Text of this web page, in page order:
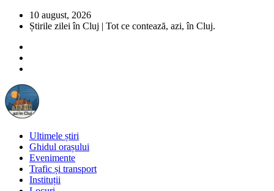
10 august, 2026
Știrile zilei în Cluj | Tot ce contează, azi, în Cluj.
Ultimele știri
Ghidul orașului
Evenimente
Trafic și transport
Instituții